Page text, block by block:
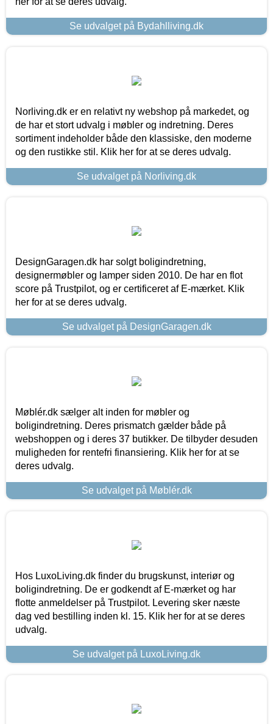
Se udvalget på Bydahlliving.dk
Norliving.dk er en relativt ny webshop på markedet, og
de har et stort udvalg i møbler og indretning. Deres
sortiment indeholder både den klassiske, den moderne
og den rustikke stil. Klik her for at se deres udvalg.
Se udvalget på Norliving.dk
DesignGaragen.dk har solgt boligindretning,
designermøbler og lamper siden 2010. De har en flot
score på Trustpilot, og er certificeret af E-mærket. Klik
her for at se deres udvalg.
Se udvalget på DesignGaragen.dk
Møblér.dk sælger alt inden for møbler og
boligindretning. Deres prismatch gælder både på
webshoppen og i deres 37 butikker. De tilbyder desuden
muligheden for rentefri finansiering. Klik her for at se
deres udvalg.
Se udvalget på Møblér.dk
Hos LuxoLiving.dk finder du brugskunst, interiør og
boligindretning. De er godkendt af E-mærket og har
flotte anmeldelser på Trustpilot. Levering sker næste
dag ved bestilling inden kl. 15. Klik her for at se deres
udvalg.
Se udvalget på LuxoLiving.dk